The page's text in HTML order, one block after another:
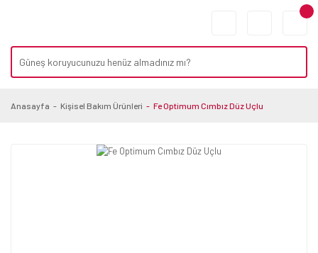
Anasayfa Kişisel Bakım Ürünleri Fe Optimum Cımbız Düz Uçlu